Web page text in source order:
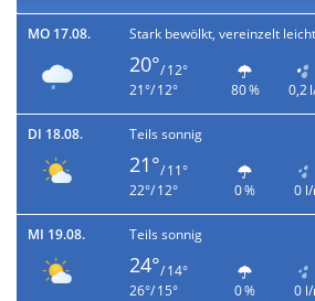
MO 17.08. Stark bewölkt, vereinzelt
20°/ 12°
21°/ 12°
80 % 0,2
DI 18.08. Teils sonnig
21°/ 11°
22°/ 12°
0 % 0 l/
MI 19.08. Teils sonnig
24°/ 14°
26°/ 15°
0 % 0 l/